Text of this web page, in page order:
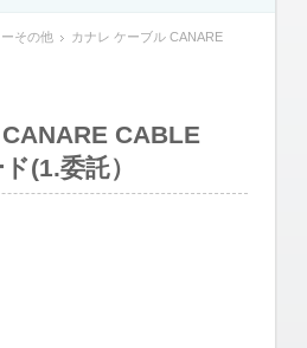
その他
カナレ ケーブル CANARE
CABLE
(1.委託）